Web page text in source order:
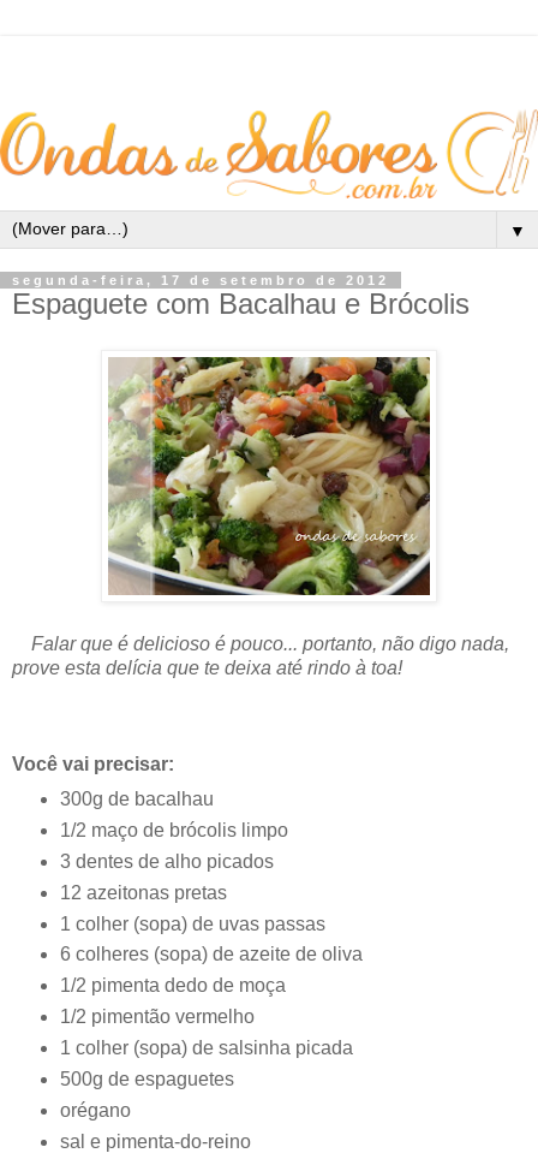
▼
segunda-feira, 17 de setembro de 2012
Espaguete com Bacalhau e Brócolis
Falar que é delicioso é pouco... portanto, não digo nada,
prove esta delícia que te deixa até rindo à toa!
Você vai precisar:
300g de bacalhau
1/2 maço de brócolis limpo
3 dentes de alho picados
12 azeitonas pretas
1 colher (sopa) de uvas passas
6 colheres (sopa) de azeite de oliva
1/2 pimenta dedo de moça
1/2 pimentão vermelho
1 colher (sopa) de salsinha picada
500g de espaguetes
orégano
sal e pimenta-do-reino